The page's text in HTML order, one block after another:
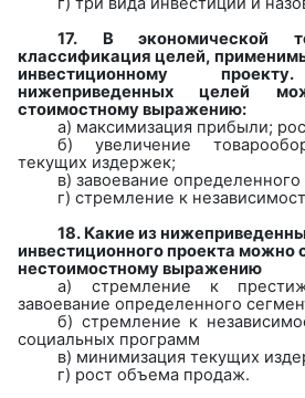
17. В экономической
классификация целей,
инвестиционному
нижеприведенных целей
стоимостному выражению:
а) максимизация прибыли;
б) увеличение
текущих издержек;
в)завоевание
г) стремление к
18. Какие из
инвестиционного проекта можно
нестоимостному выражению
а) стремление к
завоевание определенного
б) стремление к
социальных программ
в) минимизация текущих
г) рост объема продаж.